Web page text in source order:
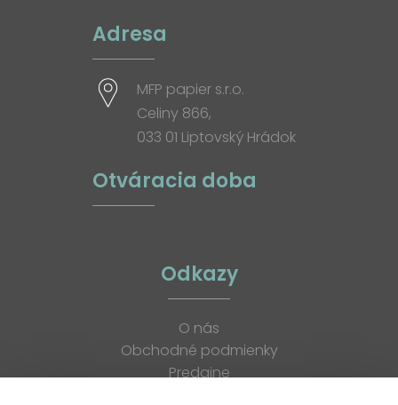
Adresa
MFP papier s.r.o.
Celiny 866,
033 01 Liptovský Hrádok
Otváracia doba
Odkazy
O nás
Obchodné podmienky
Predajne